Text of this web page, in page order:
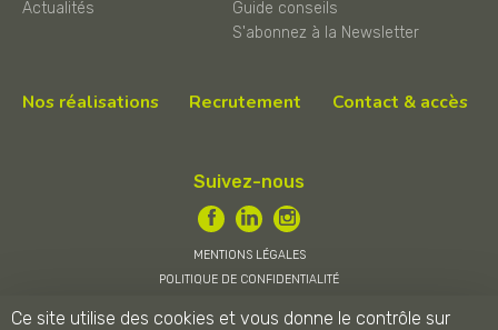
Actualités
Guide conseils
S'abonnez à la Newsletter
Nos réalisations Recrutement Contact & accès
Suivez-nous
MENTIONS LÉGALES
POLITIQUE DE CONFIDENTIALITÉ
Ce site utilise des cookies et vous donne le contrôle sur